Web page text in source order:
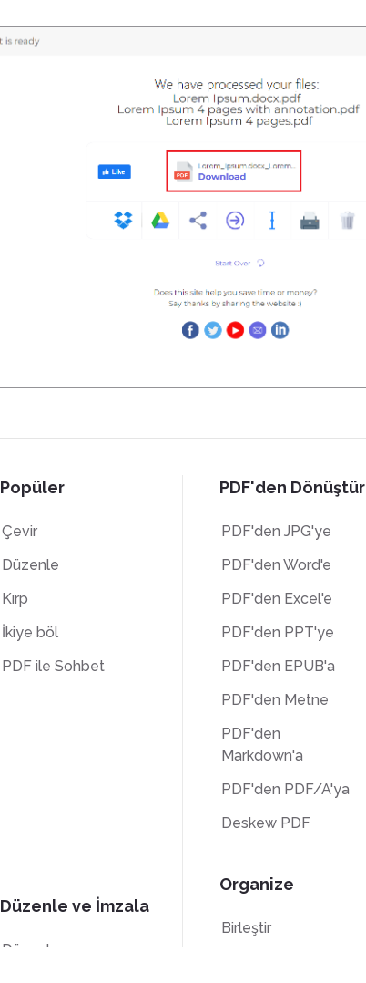
Popüler
Çevir
Düzenle
Kırp
İkiye böl
PDF ile Sohbet
Düzenle ve İmzala
Düzenle
PDF'den Dönüştür
PDF'den JPG'ye
PDF'den Word'e
PDF'den Excel'e
PDF'den PPT'ye
PDF'den EPUB'a
PDF'den Metne
PDF'den
Markdown'a
PDF'den PDF/A'ya
Deskew PDF
Organize
Birleştir